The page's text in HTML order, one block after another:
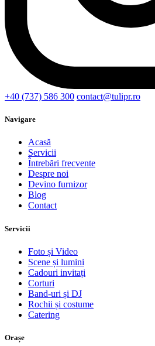
+40 (737) 586 300 contact@tulipr.ro
Navigare
Acasă
Servicii
Întrebări frecvente
Despre noi
Devino furnizor
Blog
Contact
Servicii
Foto și Video
Scene și lumini
Cadouri invitați
Corturi
Band-uri și DJ
Rochii și costume
Catering
Orașe